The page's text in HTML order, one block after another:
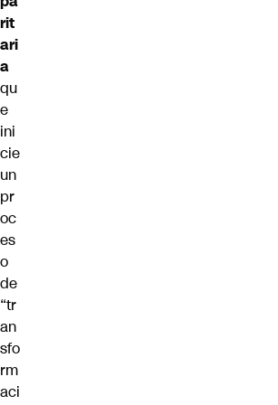
rit
ari
a
qu
e
ini
cie
un
pr
oc
es
o
de
“tr
an
sfo
rm
aci